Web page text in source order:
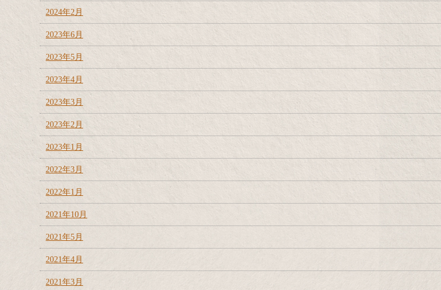
2024年2月
2023年6月
2023年5月
2023年4月
2023年3月
2023年2月
2023年1月
2022年3月
2022年1月
2021年10月
2021年5月
2021年4月
2021年3月